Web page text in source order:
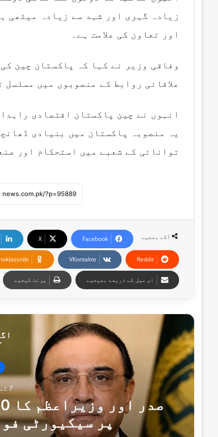
زیادہ گہری اور شہد سے زیادہ میٹھی
اور تعاون کی علامت ہے۔
وفاقی وزیر نے کہا کہ پاکستان چین
علاقائی روابط کے منصوبوں میں
انہوں نے چین پاکستان اقتصادی
یہ منصوبہ پاکستان میں بنیادی
توانائی کے شعبے میں استحکام اور
آگے بھجیے Facebook
X
Reddit
VKontakte
ای میل کے ذریعے بھیجیے پرنٹ کیجیے
7 گھنٹے پہلے
پر سیکیورٹی